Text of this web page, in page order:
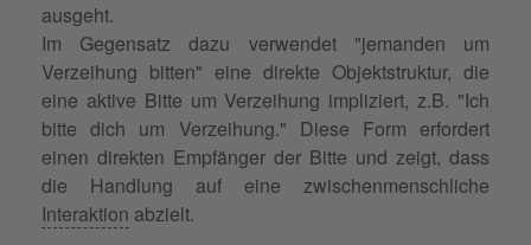
ausgeht.
Im Gegensatz dazu verwendet "jemanden um
Verzeihung bitten" eine direkte Objektstruktur, die
eine aktive Bitte um Verzeihung impliziert, z.B. "Ich
bitte dich um Verzeihung." Diese Form erfordert
einen direkten Empfänger der Bitte und zeigt, dass
die Handlung auf eine zwischenmenschliche
Interaktion abzielt.